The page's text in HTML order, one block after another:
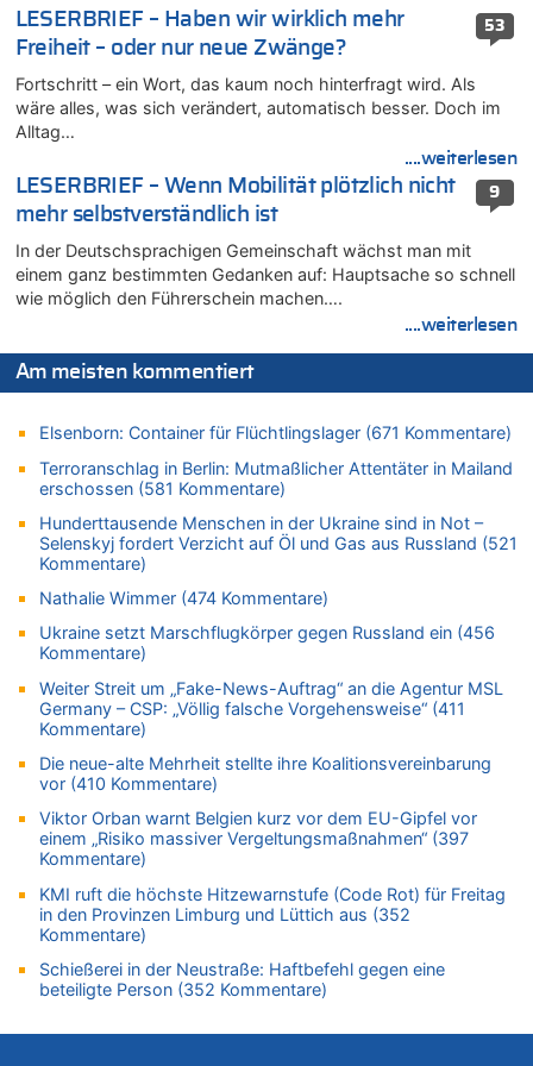
Mehrere Menschen in Londons City niedergestochen
08.08.2026 - 15:19 von Guido Scholzen zu
Drohnen mit Strengstoff? War es Russland?
08.08.2026 - 14:54 von Alfons van Compernolle zu
Belgier knackt Jackpot bei Lotterie EuroMillions und gewinnt
08.08.2026 - 14:47 von Peer Wermuth zu
Drohnen mit Strengstoff? War es Russland?
08.08.2026 - 14:29 von Achso Dax zu
In Belgien missachten zwei von drei Autofahrern das
Tempolimit in 30er-Zonen – Untersuchung von Vias
08.08.2026 - 13:23 von Hugo Egon Bernhard von Sinnen zu
Leipzig, Mechernich und die Frage: Wer steckt hinter den
08.08.2026 - 13:03 von WK zu
Kollision zwischen Autofahrer und Radfahrer an RAVeL-Weg
08.08.2026 - 12:56 von WK zu
Wasserstand des Rheins in NRW so niedrig wie noch nie
08.08.2026 - 12:29 von WK zu
Tempolimit in 30er-Zonen – Untersuchung von Vias
08.08.2026 - 12:01 von Hugo Egon Bernhard von Sinnen zu
Zurück an den Rhein: Hendrich wechselt zum 1. FC Köln
08.08.2026 - 11:39 von Dax zu
In Belgien missachten zwei von drei Autofahrern das
Tempolimit in 30er-Zonen – Untersuchung von Vias
08.08.2026 - 11:08 von Hans zu
Aachen ab 11. August wieder Mekka des Pferdesports –
Belgien setzt bei Reit-WM auf starke Springreiter
08.08.2026 - 10:21 von Hugo Egon Bernhard von Sinnen zu
Tempolimit in 30er-Zonen – Untersuchung von Vias
08.08.2026 - 10:07 von Hugo Egon Bernhard von Sinnen zu
Wie kam es zur Ceuta-Krise?
08.08.2026 - 09:27 von Ermitler zu
53
LESERBRIEF – Haben wir wirklich mehr
Freiheit – oder nur neue Zwänge?
Fortschritt – ein Wort, das kaum noch hinterfragt wird. Als
wäre alles, was sich verändert, automatisch besser. Doch im
Alltag…
....weiterlesen
9
LESERBRIEF – Wenn Mobilität plötzlich nicht
mehr selbstverständlich ist
In der Deutschsprachigen Gemeinschaft wächst man mit
einem ganz bestimmten Gedanken auf: Hauptsache so schnell
wie möglich den Führerschein machen….
....weiterlesen
Am meisten kommentiert
Elsenborn: Container für Flüchtlingslager (671 Kommentare)
Terroranschlag in Berlin: Mutmaßlicher Attentäter in Mailand
erschossen (581 Kommentare)
Hunderttausende Menschen in der Ukraine sind in Not –
Selenskyj fordert Verzicht auf Öl und Gas aus Russland (521
Kommentare)
Nathalie Wimmer (474 Kommentare)
Ukraine setzt Marschflugkörper gegen Russland ein (456
Kommentare)
Weiter Streit um „Fake-News-Auftrag“ an die Agentur MSL
Germany – CSP: „Völlig falsche Vorgehensweise“ (411
Kommentare)
Die neue-alte Mehrheit stellte ihre Koalitionsvereinbarung
vor (410 Kommentare)
Viktor Orban warnt Belgien kurz vor dem EU-Gipfel vor
einem „Risiko massiver Vergeltungsmaßnahmen“ (397
Kommentare)
KMI ruft die höchste Hitzewarnstufe (Code Rot) für Freitag
in den Provinzen Limburg und Lüttich aus (352
Kommentare)
Schießerei in der Neustraße: Haftbefehl gegen eine
beteiligte Person (352 Kommentare)